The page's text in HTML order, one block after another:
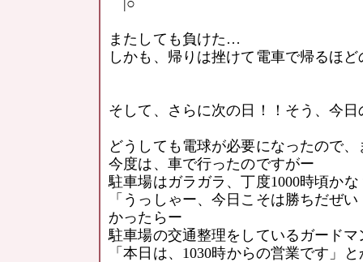
またしても負けた…
しかも、帰りは挫けて電車で帰るほ
そして、さらに次の日！！そう、今
どうしても電球が必要になったので
今度は、車で行ったのですがー
駐車場はガラガラ、丁度1000時頃か
「うっしゃー、今日こそは勝ちだぜ
かったらー
駐車場の交通整理をしているガード
「本日は、1030時からの営業です」